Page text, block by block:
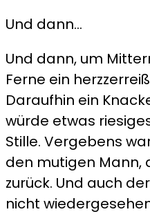
Und dann…
Und dann, um
Ferne ein
Daraufhin ein
würde etwas
Stille. Vergebens
den mutigen Mann,
zurück. Und auch
nicht